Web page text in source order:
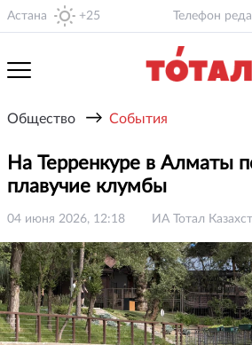
Астана +25 Телефон
Общество → События
На Терренкуре в Алматы
плавучие клумбы
04 июня 2026, 12:18 ИА Тотал